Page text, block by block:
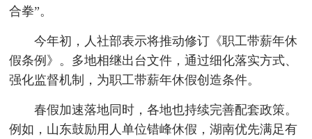
合拳”。
今年初，人社部表示将推动修订《职工带薪年休
假条例》。多地相继出台文件，通过细化落实方式、
强化监督机制，为职工带薪年休假创造条件。
春假加速落地同时，各地也持续完善配套政策。
例如，山东鼓励用人单位错峰休假，湖南优先满足有